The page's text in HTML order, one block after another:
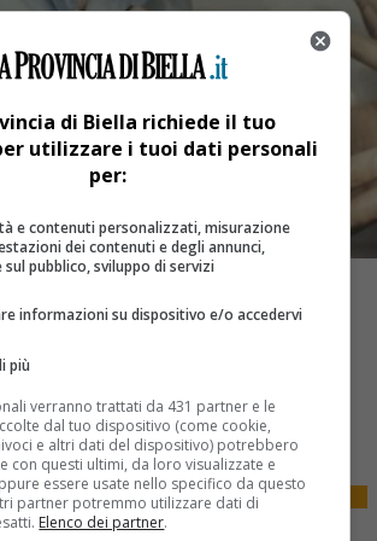
di Biella richiede il tuo
utilizzare i tuoi dati personali
per:
e contenuti personalizzati, misurazione
dei contenuti e degli annunci,
sul pubblico, sviluppo di servizi
informazioni su dispositivo e/o accedervi
più
verranno trattati da 431 partner e le
dal tuo dispositivo (come cookie,
e altri dati del dispositivo) potrebbero
con questi ultimi, da loro visualizzate e
essere usate nello specifico da questo
partner potremmo utilizzare dati di
Elenco dei partner.